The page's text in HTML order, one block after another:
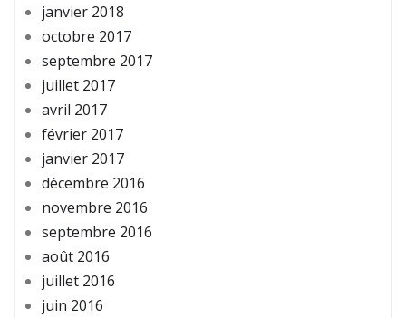
janvier 2018
octobre 2017
septembre 2017
juillet 2017
avril 2017
février 2017
janvier 2017
décembre 2016
novembre 2016
septembre 2016
août 2016
juillet 2016
juin 2016